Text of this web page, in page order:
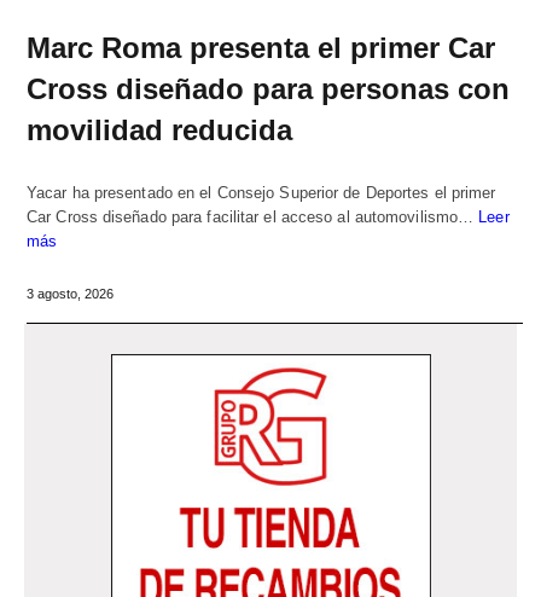
Marc Roma presenta el primer Car
Cross diseñado para personas con
movilidad reducida
Yacar ha presentado en el Consejo Superior de Deportes el primer
Car Cross diseñado para facilitar el acceso al automovilismo… Leer
más
3 agosto, 2026